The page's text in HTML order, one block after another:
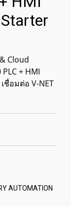
Cloud
+ HMI
ชื่อมต่อ V-NET
AUTOMATION